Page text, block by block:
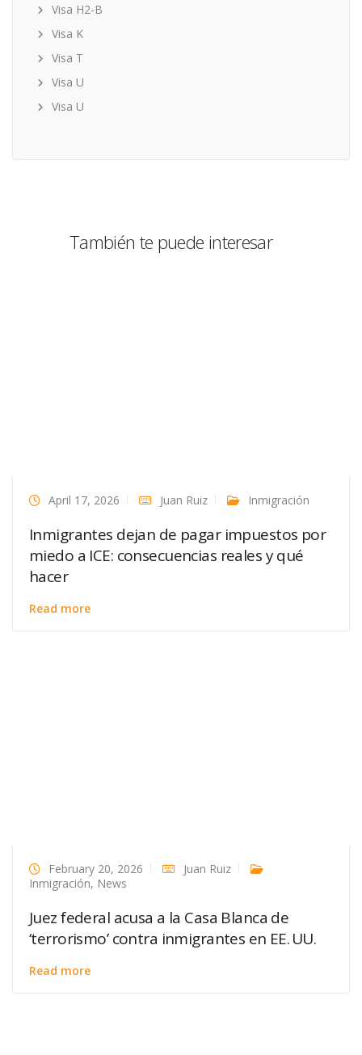
Visa H2-B
Visa K
Visa T
Visa U
Visa U
También te puede interesar
April 17, 2026 Juan Ruiz Inmigración
Inmigrantes dejan de pagar impuestos por
miedo a ICE: consecuencias reales y qué
hacer
Read more
February 20, 2026
Juan Ruiz
Inmigración, News
Juez federal acusa a la Casa Blanca de
‘terrorismo’ contra inmigrantes en EE. UU.
Read more